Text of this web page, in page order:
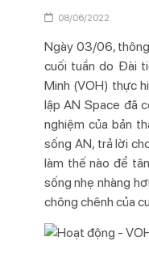
08/06/2022
Ngày 03/06,
cuối tuần do Đài
Minh (VOH) thực
lập AN Space đã
nghiệm của bản
sống AN, trả lời
làm thế nào để
sống nhẹ nhàng
chông chênh của